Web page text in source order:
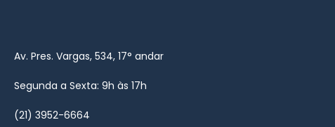
Av. Pres. Vargas, 534, 17° andar
Segunda a Sexta: 9h às 17h
(21) 3952-6664